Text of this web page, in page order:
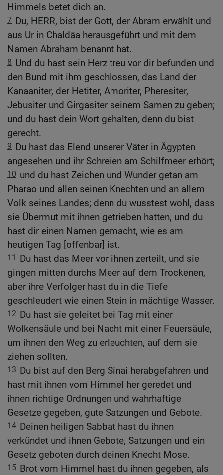
Himmels betet dich an.
7 Du, HERR, bist der Gott, der Abram erwählt und
aus Ur in Chaldäa herausgeführt und mit dem
Namen Abraham benannt hat.
8 Und du hast sein Herz treu vor dir befunden und
den Bund mit ihm geschlossen, das Land der
Kanaaniter, der Hetiter, Amoriter, Pheresiter,
Jebusiter und Girgasiter seinem Samen zu geben;
und du hast dein Wort gehalten, denn du bist
gerecht.
9 Du hast das Elend unserer Väter in Ägypten
angesehen und ihr Schreien am Schilfmeer erhört;
10 und du hast Zeichen und Wunder getan am
Pharao und allen seinen Knechten und an allem
Volk seines Landes; denn du wusstest wohl, dass
sie Übermut mit ihnen getrieben hatten, und du
hast dir einen Namen gemacht, wie es am
heutigen Tag [offenbar] ist.
11
Du hast das Meer vor ihnen zerteilt, und sie
gingen mitten durchs Meer auf dem Trockenen,
aber ihre Verfolger hast du in die Tiefe
geschleudert wie einen Stein in mächtige Wasser.
12 Du hast sie geleitet bei Tag mit einer
Wolkensäule und bei Nacht mit einer Feuersäule,
um ihnen den Weg zu erleuchten, auf dem sie
ziehen sollten.
13 Du bist auf den Berg Sinai herabgefahren und
hast mit ihnen vom Himmel her geredet und
ihnen richtige Ordnungen und wahrhaftige
Gesetze gegeben, gute Satzungen und Gebote.
14 Deinen heiligen Sabbat hast du ihnen
verkündet und ihnen Gebote, Satzungen und ein
Gesetz geboten durch deinen Knecht Mose.
15 Brot vom Himmel hast du ihnen gegeben, als